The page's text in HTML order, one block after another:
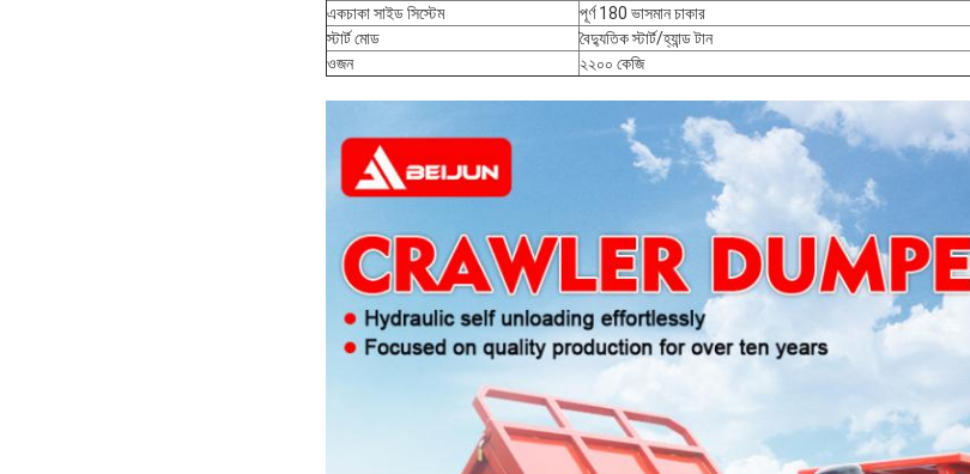
জমা দিন
একচাকা সাইড সিস্টেম
পূর্ণ 180 ভাসমান চাকার
স্টার্ট মোড
বৈদ্যুতিক স্টার্ট/হ্যান্ড টান
ওজন
২২০০ কেজি